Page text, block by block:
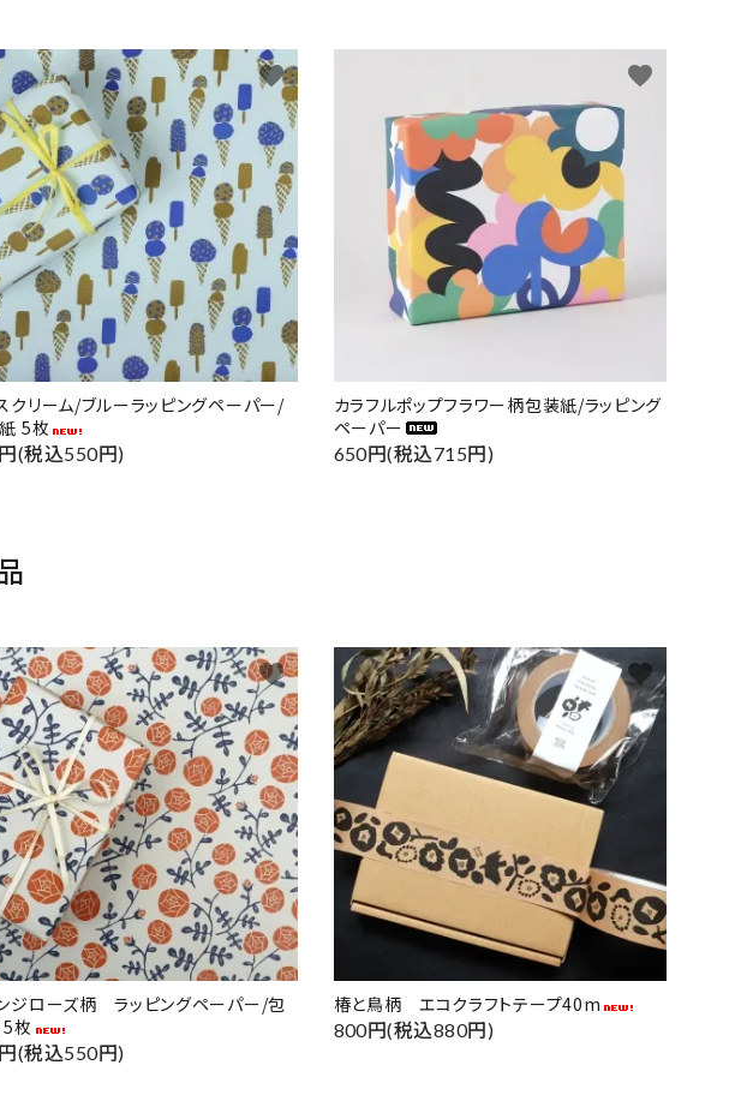
クリーム/ブルーラッピングペーパー/
5枚
(税込550円)
favorite
カラフルポップフラワー柄包装紙/ラッピング
ペーパー
650円(税込715円)
favorite
ジローズ柄 ラッピングペーパー/包
枚
(税込550円)
favorite
椿と鳥柄 エコクラフトテープ40m
800円(税込880円)
favorite